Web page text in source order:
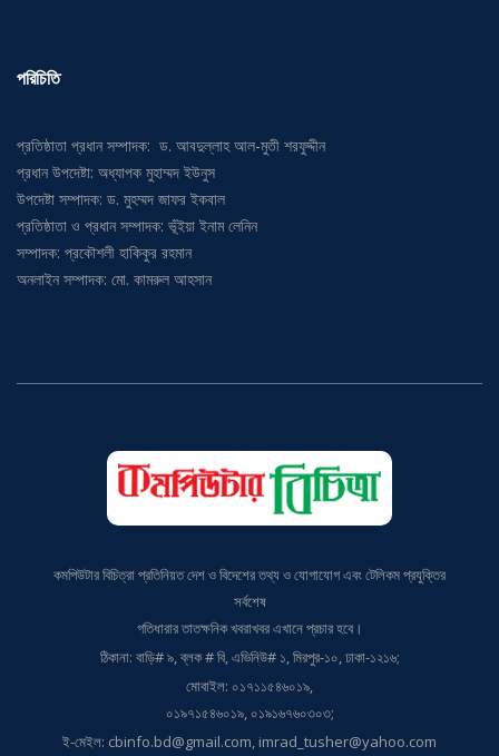
প্রতিষ্ঠাতা প্রধান সম্পাদক: ড. আবদুল্লাহ আল-মুতী শরফুদ্দীন
প্রধান উপদেষ্টা: অধ্যাপক মুহাম্মদ ইউনুস
উপদেষ্টা সম্পাদক: ড. মুহম্মদ জাফর ইকবাল
প্রতিষ্ঠাতা ও প্রধান সম্পাদক: ভূঁইয়া ইনাম লেনিন
সম্পাদক: প্রকৌশলী হাকিকুর রহমান
কমপিউটার বিচিত্রা প্রতিনিয়ত দেশ ও বিদেশের তথ্য ও যোগাযোগ এবং টেলিকম প্রযুক্তির
সর্বশেষ
গতিধারার তাতক্ষনিক খবরাখবর এখানে প্রচার হবে।
ঠিকানা: বাড়ি# ৯, ব্লক # বি, এভিনিউ# ১, মিরপুর-১০, ঢাকা-১২১৬;
মোবাইল: ০১৭১১৫৪৬০১৯,
০১৯৭১৫৪৬০১৯, ০১৯১৬৭৬০৩০৩;